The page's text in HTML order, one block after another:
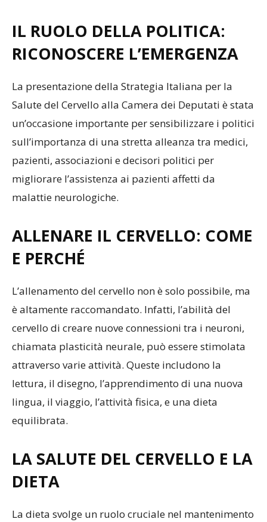
IL RUOLO DELLA POLITICA:
RICONOSCERE L’EMERGENZA
La presentazione della Strategia Italiana per la
Salute del Cervello alla Camera dei Deputati è stata
un’occasione importante per sensibilizzare i politici
sull’importanza di una stretta alleanza tra medici,
pazienti, associazioni e decisori politici per
migliorare l’assistenza ai pazienti affetti da
malattie neurologiche.
ALLENARE IL CERVELLO: COME
E PERCHÉ
L’allenamento del cervello non è solo possibile, ma
è altamente raccomandato. Infatti, l’abilità del
cervello di creare nuove connessioni tra i neuroni,
chiamata plasticità neurale, può essere stimolata
attraverso varie attività. Queste includono la
lettura, il disegno, l’apprendimento di una nuova
lingua, il viaggio, l’attività fisica, e una dieta
equilibrata.
LA SALUTE DEL CERVELLO E LA
DIETA
La dieta svolge un ruolo cruciale nel mantenimento